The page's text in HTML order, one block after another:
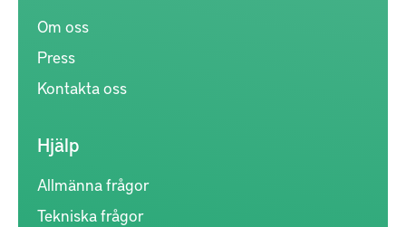
Om oss
Press
Kontakta oss
Hjälp
Allmänna frågor
Tekniska frågor